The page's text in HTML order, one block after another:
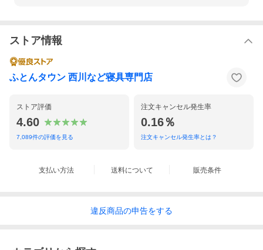
ストア情報
ふとんタウン 西川など寝具専門店
ストア評価
4.60
7,089件の評価を見る
注文キャンセル発生率
0.16％
注文キャンセル発生率とは？
支払い方法 送料について 販売条件
違反商品の申告をする